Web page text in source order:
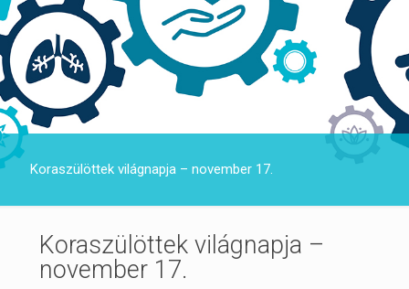
Koraszülöttek világnapja – november 17.
Koraszülöttek világnapja –
november 17.